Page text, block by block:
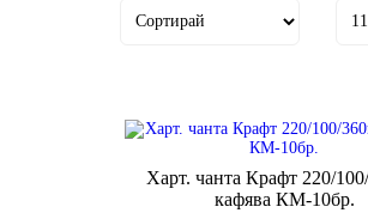
Харт. чанта Крафт 220/100/360мм
кафява КМ-10бр.